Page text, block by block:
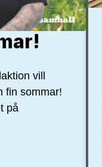
vill
fin sommar!
på